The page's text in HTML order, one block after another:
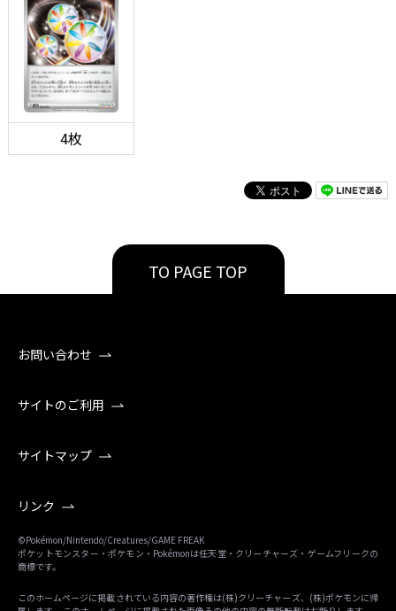
4枚
TO PAGE TOP
お問い合わせ
サイトのご利用
サイトマップ
リンク
©Pokémon/Nintendo/Creatures/GAME FREAK
ポケットモンスター・ポケモン・Pokémonは任天堂・クリーチャーズ・ゲームフリークの
商標です。
このホームページに掲載されている内容の著作権は(株)クリーチャーズ、(株)ポケモンに帰